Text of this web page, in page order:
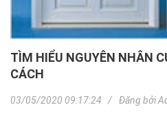
TÌM HIỂU NGUYÊN NHÂN
CÁCH
03/05/2020 09:17:24 Đăng bởi